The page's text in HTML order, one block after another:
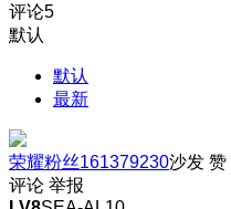
评论5
默认
默认
最新
荣耀粉丝161379230沙发 赞
评论 举报